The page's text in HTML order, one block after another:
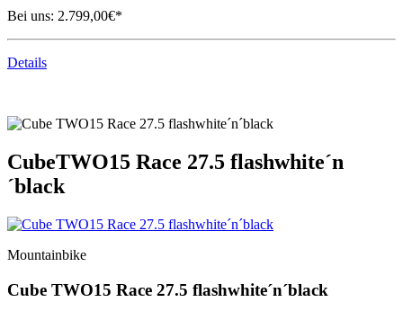
Bei uns: 2.799,00€*
Details
CubeTWO15 Race 27.5 flashwhite´n
´black
Mountainbike
Cube TWO15 Race 27.5 flashwhite´n´black